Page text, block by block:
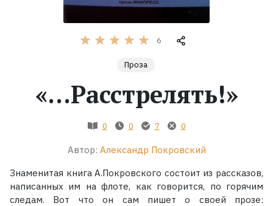
Экранизации
6
Проза
«...Расстрелять!»
0 0 7 0
Автор: Александр Покровский
Знаменитая книга А.Покровского состоит из рассказов,
написанных им на флоте, как говорится, по горячим
следам. Вот что он сам пишет о своей прозе: